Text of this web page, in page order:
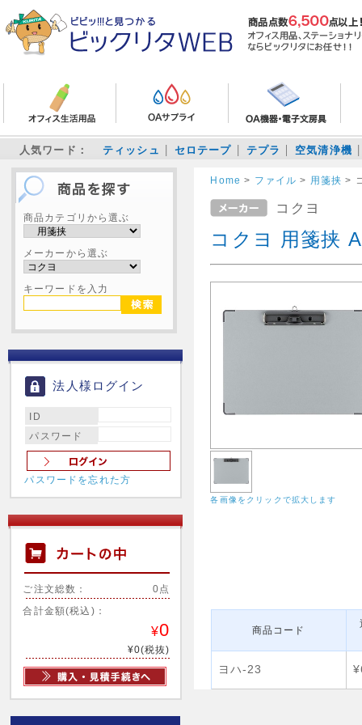
人気ワード： ティッシュ セロテープ テプラ 空気清浄機
商品カテゴリから選ぶ
メーカーから選ぶ
キーワードを入力
法人様ログイン
ID
パスワード
パスワードを忘れた方
ご注文総数： 0点
合計金額(税込)：
¥0
¥0(税抜)
Home > ファイル > 用箋挟 >
コクヨ
コクヨ 用箋挟
各画像をクリックで拡大します
商品コード
ヨハ-23